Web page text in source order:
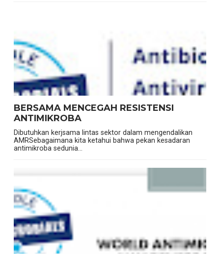
BERSAMA MENCEGAH RESISTENSI
ANTIMIKROBA
Dibutuhkan kerjsama lintas sektor dalam mengendalikan
AMRSebagaimana kita ketahui bahwa pekan kesadaran
antimikroba sedunia...